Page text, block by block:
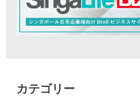
カテゴリー